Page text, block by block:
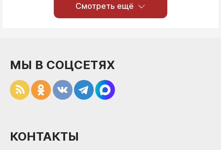
Смотреть ещё
МЫ В СОЦСЕТЯХ
КОНТАКТЫ